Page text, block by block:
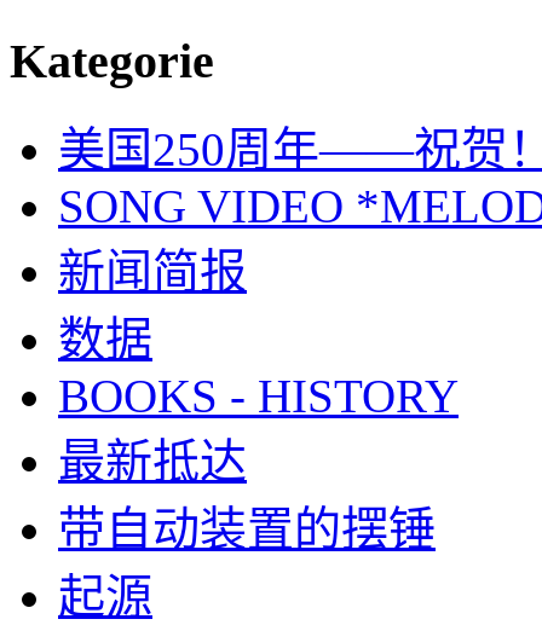
Kategorie
美国250周年——祝贺
SONG VIDEO
新闻简报
数据
BOOKS - HISTORY
最新抵达
带自动装置的摆锤
起源